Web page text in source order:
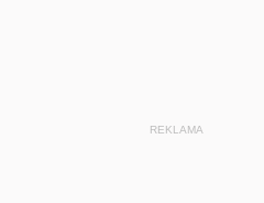
REKLAMA